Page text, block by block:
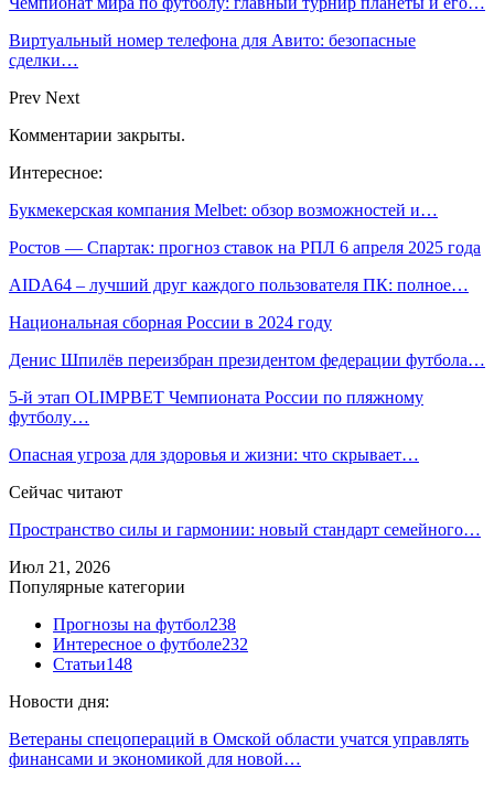
Виртуальный номер телефона для Авито: безопасные
сделки…
Prev Next
Комментарии закрыты.
Интересное:
Букмекерская компания Melbet: обзор возможностей и…
Ростов — Спартак: прогноз ставок на РПЛ 6 апреля 2025 года
AIDA64 – лучший друг каждого пользователя ПК: полное…
Национальная сборная России в 2024 году
Денис Шпилёв переизбран президентом федерации футбола…
5-й этап OLIMPBET Чемпионата России по пляжному
футболу…
Опасная угроза для здоровья и жизни: что скрывает…
Сейчас читают
Пространство силы и гармонии: новый стандарт семейного…
Июл 21, 2026
Популярные категории
Прогнозы на футбол238
Интересное о футболе232
Статьи148
Новости дня:
Ветераны спецопераций в Омской области учатся управлять
финансами и экономикой для новой…